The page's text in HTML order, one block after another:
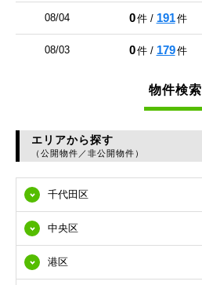
08/04 0件 / 191件
08/03 0件 / 179件
物件検索
エリアから探す
（公開物件／非公開物件）
千代田区
中央区
港区